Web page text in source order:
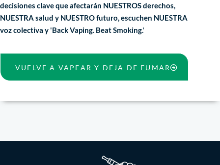
decisiones clave que afectarán NUESTROS derechos,
NUESTRA salud y NUESTRO futuro, escuchen NUESTRA
voz colectiva y 'Back Vaping. Beat Smoking.'
VUELVE A VAPEAR Y DEJA DE FUMAR